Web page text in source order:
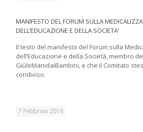
MANIFESTO DEL FORUM SULLA
DELL’EDUCAZIONE E DELLA SOCIETA’
Il testo del manifesto del Forum sulla
dell’Educazione e della Società, membro
GiùleManidaiBambini, e che il Comitato
condiviso.
7 Febbraio 2016